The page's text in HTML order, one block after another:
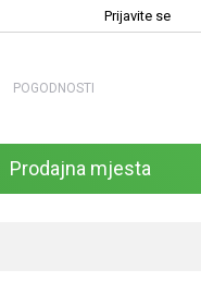
Prijavite se
POGODNOSTI
Prodajna mjesta